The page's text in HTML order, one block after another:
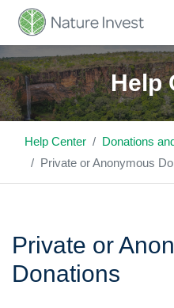
Help
Help Center
Donations
Private or Anonymous
Private or
Donations